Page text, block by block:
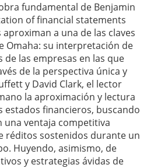
fundamental de Benjamin
of financial statements
a una de las claves
Omaha: su interpretación de
las empresas en las que
de la perspectiva única y
y David Clark, el lector
la aproximación y lectura
estados financieros, buscando
una ventaja competitiva
réditos sostenidos durante un
Huyendo, asimismo, de
y estrategias ávidas de